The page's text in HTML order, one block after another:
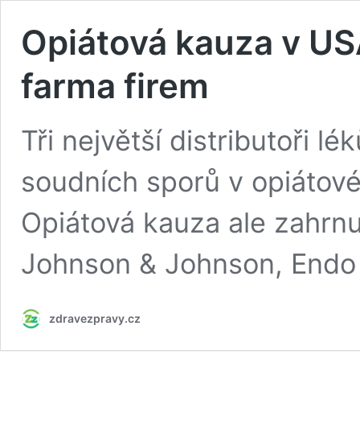
Opiátová kauza v
farma firem
Tři největší distributoři
soudních sporů v
Opiátová kauza ale
Johnson & Johnson,
zdravezpravy.cz